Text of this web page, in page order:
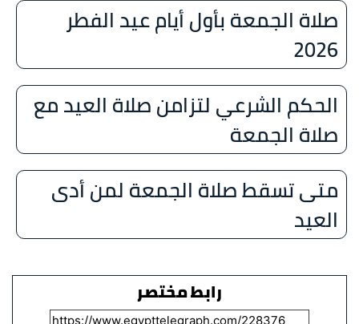
صلاة الجمعة بأول أيام عيد الفطر
2026
الحكم الشرعي لتزامن صلاة العيد مع
صلاة الجمعة
متى تسقط صلاة الجمعة لمن أدى
العيد
رابط مختصر